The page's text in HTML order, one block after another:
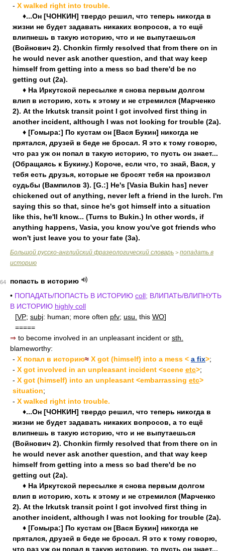
- X walked right into trouble.
♦...Он [ЧОНКИН] твердо решил, что теперь никогда в
жизни не будет задавать никаких вопросов, а то ещё
влипнешь в такую историю, что и не выпутаешься
(Войнович 2). Chonkin firmly resolved that from there on in
he would never ask another question, and that way keep
himself from getting into a mess so bad there'd be no
getting out (2a).
♦ На Иркутской пересылке я снова первым долгом
влип в историю, хоть к этому и не стремился (Марченко
2). At the Irkutsk transit point I got involved first thing in
another incident, although I was not looking for trouble (2a).
♦ [Гомыра:] По кустам он [Вася Букин] никогда не
прятался, друзей в беде не бросал. Я это к тому говорю,
что раз уж он попал в такую историю, то пусть он знает...
(Обращаясь к Букину.) Короче, если что, то знай, Вася, у
тебя есть друзья, которые не бросят тебя на произвол
судьбы (Вампилов 3). [G.:] He's [Vasia Bukin has] never
chickened out of anything, never left a friend in the lurch. I'm
saying this so that, since he's got himself into a situation
like this, he'll know... (Turns to Bukin.) In other words, if
anything happens, Vasia, you know you've got friends who
won't just leave you to your fate (3a).
Большой русско-английский фразеологический словарь > попадать в
историю
64
попасть в историю
• ПОПАДАТЬ/ПОПАСТЬ В ИСТОРИЮ coll; ВЛИПАТЬ/ВЛИПНУТЬ
В ИСТОРИЮ highly coll
[VP; subj: human; more often pfv; usu. this WO]
=====
⇒ to become involved in an unpleasant incident or sth.
blameworthy:
- X попал в историю≈ X got (himself) into a mess < a fix>;
- X got involved in an unpleasant incident <scene etc>;
- X got (himself) into an unpleasant <embarrassing etc>
situation;
- X walked right into trouble.
♦...Он [ЧОНКИН] твердо решил, что теперь никогда в
жизни не будет задавать никаких вопросов, а то ещё
влипнешь в такую историю, что и не выпутаешься
(Войнович 2). Chonkin firmly resolved that from there on in
he would never ask another question, and that way keep
himself from getting into a mess so bad there'd be no
getting out (2a).
♦ На Иркутской пересылке я снова первым долгом
влип в историю, хоть к этому и не стремился (Марченко
2). At the Irkutsk transit point I got involved first thing in
another incident, although I was not looking for trouble (2a).
♦ [Гомыра:] По кустам он [Вася Букин] никогда не
прятался, друзей в беде не бросал. Я это к тому говорю,
что раз уж он попал в такую историю, то пусть он знает...